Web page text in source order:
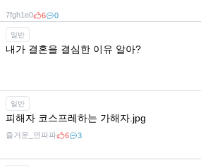
7fgh1e0 6 0
일반
내가 결혼을 결심한 이유 알아?
7fgh1e0
일반
피해자 코스프레하는 가해자.jpg
즐거운_연파파 6 3